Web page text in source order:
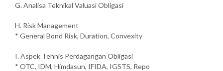
G. Analisa Teknikal Valuasi Obligasi
H. Risk Management
* General Bond Risk, Duration, Convexity
I. Aspek Tehnis Perdagangan Obligasi
* OTC, IDM, Himdasun, IFIDA, IGSTS, Repo